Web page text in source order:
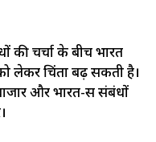
की चर्चा के बीच भारत
लेकर चिंता बढ़ सकती है।
और भारत-रूस संबंधों